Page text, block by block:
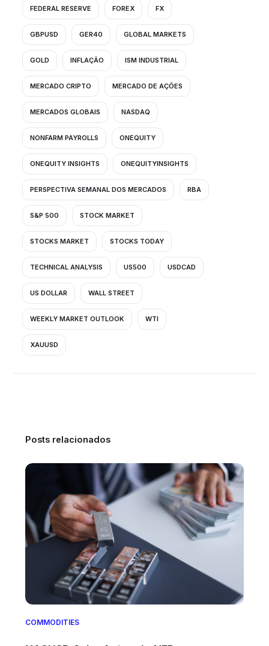
FEDERAL RESERVE FOREX FX
GBPUSD GER40 GLOBAL MARKETS
GOLD INFLAÇÃO ISM INDUSTRIAL
MERCADO CRIPTO MERCADO DE AÇÕES
MERCADOS GLOBAIS NASDAQ
NONFARM PAYROLLS ONEQUITY
ONEQUITY INSIGHTS ONEQUITYINSIGHTS
PERSPECTIVA SEMANAL DOS MERCADOS RBA
S&P 500 STOCK MARKET
STOCKS MARKET STOCKS TODAY
TECHNICAL ANALYSIS US500 USDCAD
US DOLLAR WALL STREET
WEEKLY MARKET OUTLOOK WTI
XAUUSD
Posts relacionados
COMMODITIES